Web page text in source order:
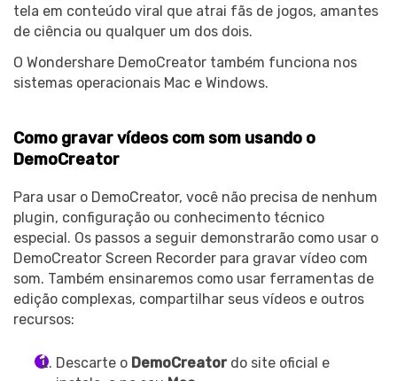
tela em conteúdo viral que atrai fãs de jogos, amantes
de ciência ou qualquer um dos dois.
O Wondershare DemoCreator também funciona nos
sistemas operacionais Mac e Windows.
Como gravar vídeos com som usando o
DemoCreator
Para usar o DemoCreator, você não precisa de nenhum
plugin, configuração ou conhecimento técnico
especial. Os passos a seguir demonstrarão como usar o
DemoCreator Screen Recorder para gravar vídeo com
som. Também ensinaremos como usar ferramentas de
edição complexas, compartilhar seus vídeos e outros
recursos:
Descarte o DemoCreator do site oficial e